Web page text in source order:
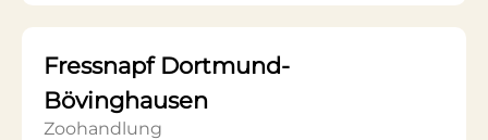
Fressnapf Dortmund-
Bövinghausen
Zoohandlung